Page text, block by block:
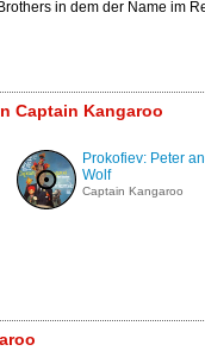
in dem der Name im
Captain Kangaroo
Prokofiev: Peter
Wolf
Captain Kangaroo